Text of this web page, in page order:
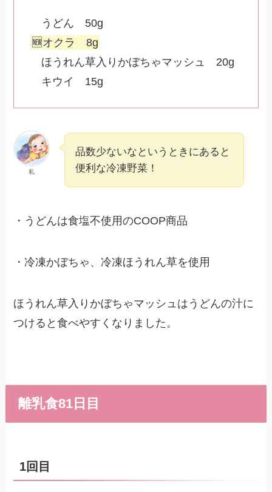
うどん 50g
🆕オクラ 8g
ほうれん草入りかぼちゃマッシュ 20g
キウイ 15g
私
品数少ないなというときにあると
便利な冷凍野菜！
・うどんは食塩不使用のCOOP商品
・冷凍かぼちゃ、冷凍ほうれん草を使用
ほうれん草入りかぼちゃマッシュはうどんの汁に
つけると食べやすくなりました。
離乳食81日目
1回目